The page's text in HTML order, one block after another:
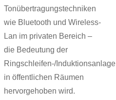
Tonübertragungstechniken
wie Bluetooth und Wireless-
Lan im privaten Bereich –
die Bedeutung der
Ringschleifen-/Induktionsanlage
in öffentlichen Räumen
hervorgehoben wird.